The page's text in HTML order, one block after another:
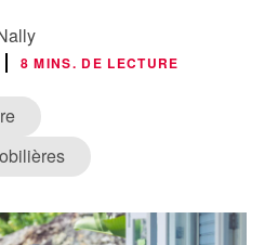
8 MINS. DE LECTURE